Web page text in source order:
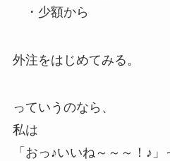
・少額から
外注をはじめてみる。
っていうのなら、
私は
「おっ♪いいね～～～！♪」